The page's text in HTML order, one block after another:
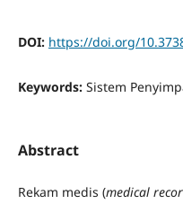
DOI: https://doi.org/
Keywords: Sistem
Abstract
Rekam medis (medical